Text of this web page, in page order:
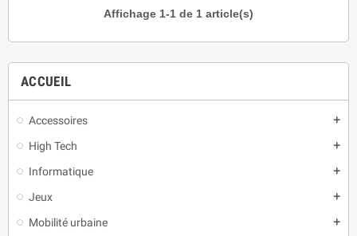
ACCUEIL
Accessoires add
High Tech add
Informatique add
Jeux add
Mobilité urbaine add
Affichage 1-1 de 1 article(s)